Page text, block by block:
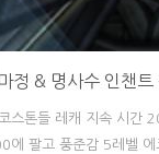
정 & 명사수 인챈트
스톤들 레캐 지속 시간
에 팔고 풍준감 5레벨